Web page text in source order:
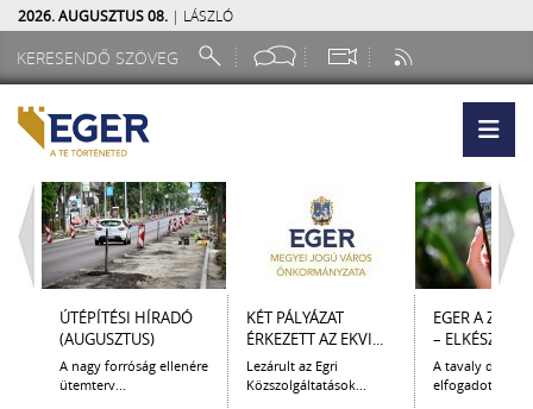
2026. AUGUSZTUS 08. | LÁSZLÓ
ÚTÉPÍTÉSI HÍRADÓ
(AUGUSZTUS)
A nagy forróság ellenére
ütemterv...
KÉT PÁLYÁZAT
ÉRKEZETT AZ EKVI...
Lezárult az Egri
Közszolgáltatások...
EGER A
– ELKÉSZÜLT
A tavaly
elfogadott